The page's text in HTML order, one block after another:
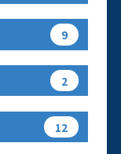
9
2
12